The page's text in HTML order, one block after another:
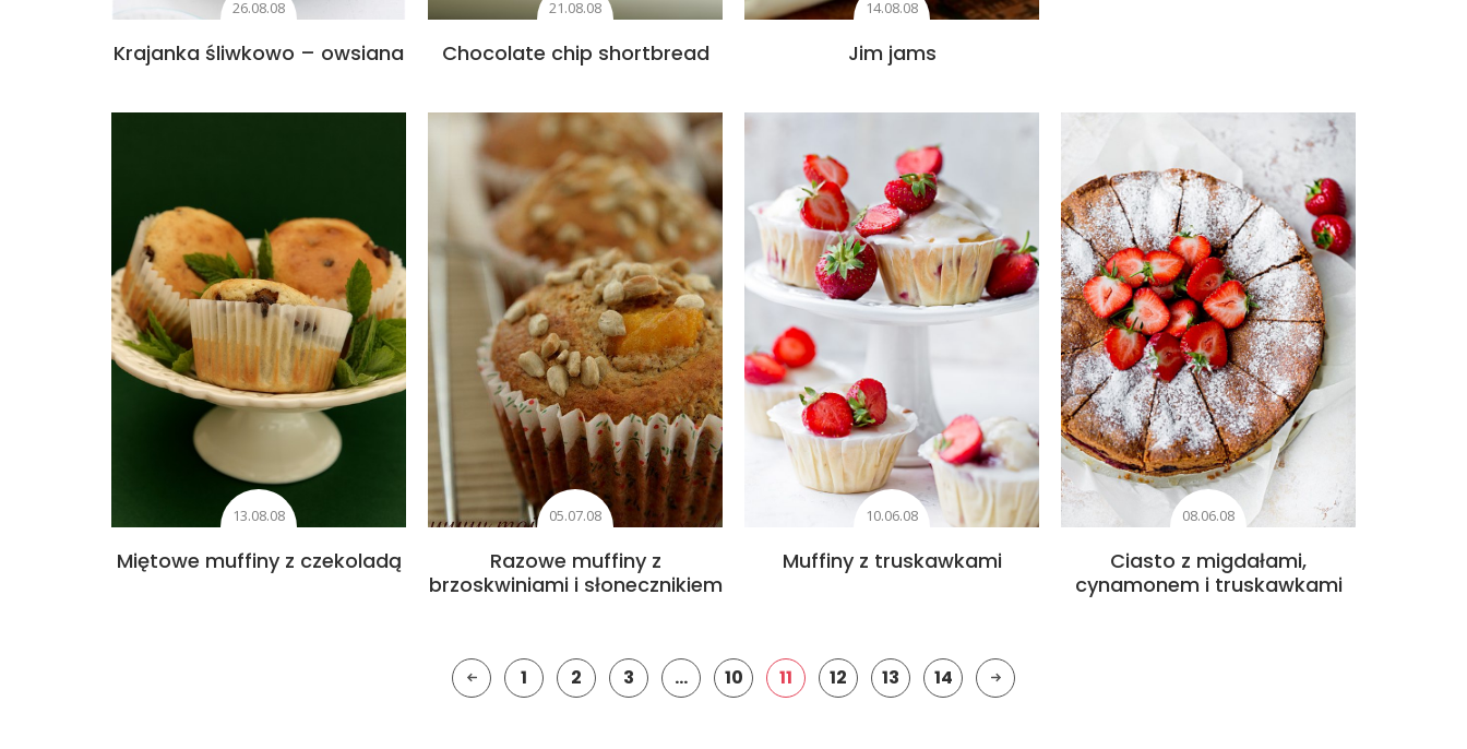
26.08.08
Krajanka śliwkowo – owsiana
21.08.08
Chocolate chip shortbread
14.08.08
Jim jams
13.08.08
Miętowe muffiny z czekoladą
05.07.08
Razowe muffiny z
brzoskwiniami i słonecznikiem
10.06.08
Muffiny z truskawkami
08.06.08
Ciasto z migdałami,
cynamonem i truskawkami
1 2 3 … 10 11 12 13 14